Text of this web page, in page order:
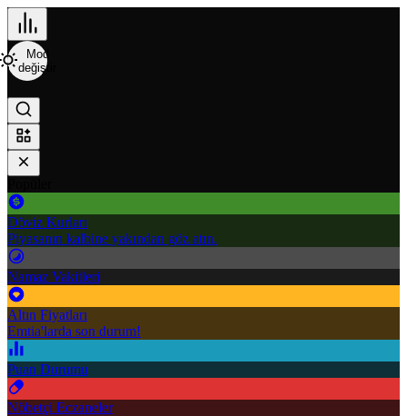
Mod
değiştir
Döviz Kurları
Piyasanın kalbine yakından göz atın.
Namaz Vakitleri
Altın Fiyatları
Emtia'larda son durum!
Puan Durumu
Nöbetçi Eczaneler